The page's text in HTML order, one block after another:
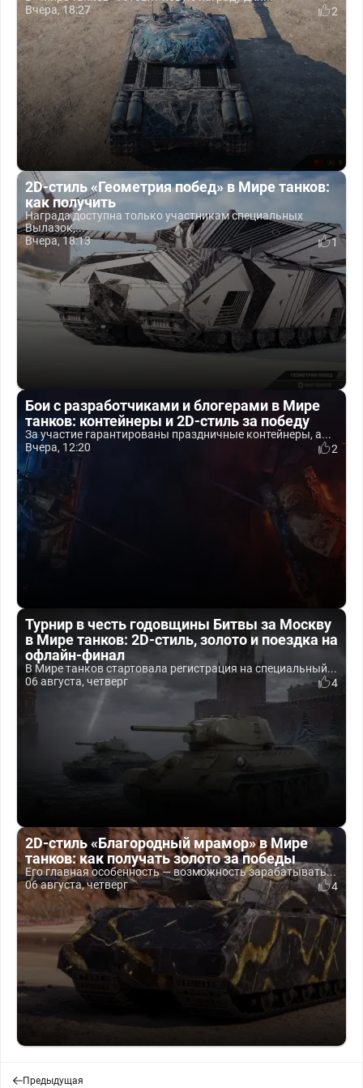
Вчера, 18:27
2
2D-стиль «Геометрия побед» в Мире танков:
как получить
Награда доступна только участникам специальных
Вылазок,...
Вчера, 18:13
1
Бои с разработчиками и блогерами в Мире
танков: контейнеры и 2D-стиль за победу
За участие гарантированы праздничные контейнеры, а...
Вчера, 12:20
2
Турнир в честь годовщины Битвы за Москву
в Мире танков: 2D-стиль, золото и поездка на
офлайн-финал
В Мире танков стартовала регистрация на специальный...
06 августа, четверг
4
2D-стиль «Благородный мрамор» в Мире
танков: как получать золото за победы
Его главная особенность — возможность зарабатывать...
06 августа, четверг
4
Предыдущая